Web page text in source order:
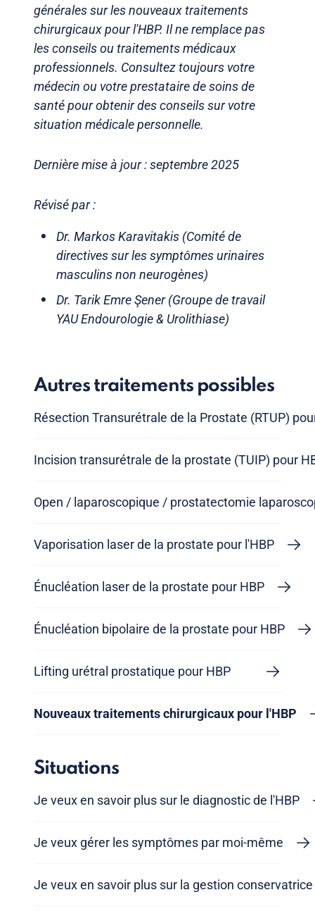
générales sur les nouveaux traitements
chirurgicaux pour l'HBP. Il ne remplace pas
les conseils ou traitements médicaux
professionnels. Consultez toujours votre
médecin ou votre prestataire de soins de
santé pour obtenir des conseils sur votre
situation médicale personnelle.
Dernière mise à jour : septembre 2025
Révisé par :
Dr. Markos Karavitakis (Comité de
directives sur les symptômes urinaires
masculins non neurogènes)
Dr. Tarik Emre Şener (Groupe de travail
YAU Endourologie & Urolithiase)
Autres traitements possibles
Résection Transurétrale de la Prostate (RTUP)
Incision transurétrale de la prostate (TUIP) pour
Open / laparoscopique / prostatectomie
Vaporisation laser de la prostate pour l'HBP
Énucléation laser de la prostate pour HBP
Énucléation bipolaire de la prostate pour HBP
Lifting urétral prostatique pour HBP
Nouveaux traitements chirurgicaux pour l'HBP
Situations
Je veux en savoir plus sur le diagnostic de l'HBP
Je veux gérer les symptômes par moi-même
Je veux en savoir plus sur la gestion conservatrice